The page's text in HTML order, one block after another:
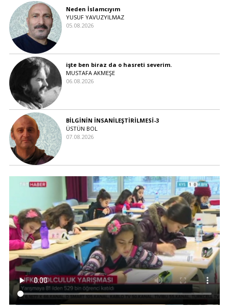
Neden İslamcıyım
YUSUF YAVUZYILMAZ
05.08.2026
işte ben biraz da o hasreti severim.
MUSTAFA AKMEŞE
06.08.2026
BİLGİNİN İNSANİLEŞTİRİLMESİ-3
ÜSTÜN BOL
07.08.2026